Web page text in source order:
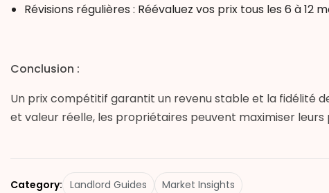
Révisions régulières : Réévaluez vos prix tous les 6 à 12
Conclusion :
Un prix compétitif garantit un revenu stable et la fidélité
et valeur réelle, les propriétaires peuvent maximiser leurs
Category: Landlord Guides Market Insights